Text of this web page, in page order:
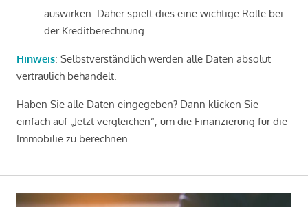
auswirken. Daher spielt dies eine wichtige Rolle bei
der Kreditberechnung.
Hinweis: Selbstverständlich werden alle Daten absolut
vertraulich behandelt.
Haben Sie alle Daten eingegeben? Dann klicken Sie
einfach auf „Jetzt vergleichen“, um die Finanzierung für die
Immobilie zu berechnen.